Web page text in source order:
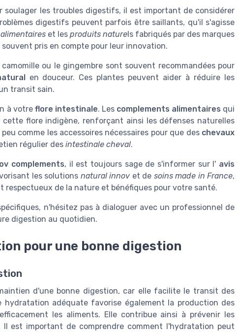
soulager les troubles digestifs, il est important de considérer
digestifs peuvent parfois être saillants, qu'il s'agisse
et les produits nature ls fabriqués par des marques
souvent pris en compte pour leur innovation.
ou le gingembre sont souvent recommandées pour
en douceur. Ces plantes peuvent aider à réduire les
transit sain.
à votre flore intestinale. Les complements alimentaires qui
flore indigène, renforçant ainsi les défenses naturelles
comme les accessoires nécessaires pour que des chevaux
régulier des intestinale cheval.
complements, il est toujours sage de s'informer sur l' avis
les solutions natural innov et de soins made in France,
respectueux de la nature et bénéfiques pour votre santé.
n'hésitez pas à dialoguer avec un professionnel de
digestion au quotidien.
pour une bonne digestion
d'une bonne digestion, car elle facilite le transit des
adéquate favorise également la production des
les aliments. Elle contribue ainsi à prévenir les
est important de comprendre comment l'hydratation peut